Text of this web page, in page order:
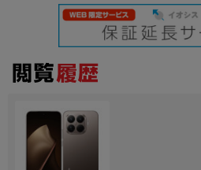
年
各項目のチェックボックスは「or検索」となります。